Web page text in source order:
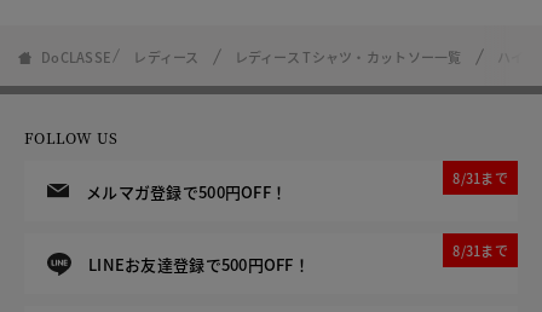
DoCLASSE レディース レディース Tシャツ・カットソー一覧 ハイ
FOLLOW US
メルマガ登録で500円OFF！
8/31まで
LINEお友達登録で500円OFF！
8/31まで